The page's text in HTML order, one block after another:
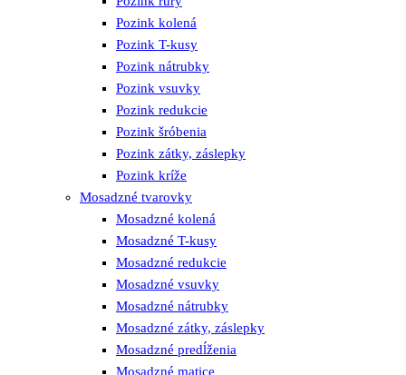
Pozink kolená
Pozink T-kusy
Pozink nátrubky
Pozink vsuvky
Pozink redukcie
Pozink šróbenia
Pozink zátky, záslepky
Pozink kríže
Mosadzné tvarovky
Mosadzné kolená
Mosadzné T-kusy
Mosadzné redukcie
Mosadzné vsuvky
Mosadzné nátrubky
Mosadzné zátky, záslepky
Mosadzné predĺženia
Mosadzné matice